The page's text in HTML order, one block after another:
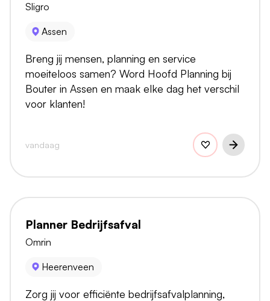
Sligro
Assen
Breng jij mensen, planning en service
moeiteloos samen? Word Hoofd Planning bij
Bouter in Assen en maak elke dag het verschil
voor klanten!
vandaag
Planner Bedrijfsafval
Omrin
Heerenveen
Zorg jij voor efficiënte bedrijfsafvalplanning,